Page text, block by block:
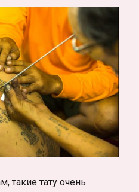
такие тату очень